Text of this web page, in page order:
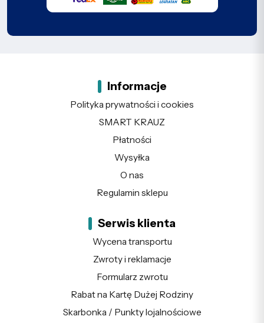
Informacje
Polityka prywatności i cookies
SMART KRAUZ
Płatności
Wysyłka
O nas
Regulamin sklepu
Serwis klienta
Wycena transportu
Zwroty i reklamacje
Formularz zwrotu
Rabat na Kartę Dużej Rodziny
Skarbonka / Punkty lojalnościowe